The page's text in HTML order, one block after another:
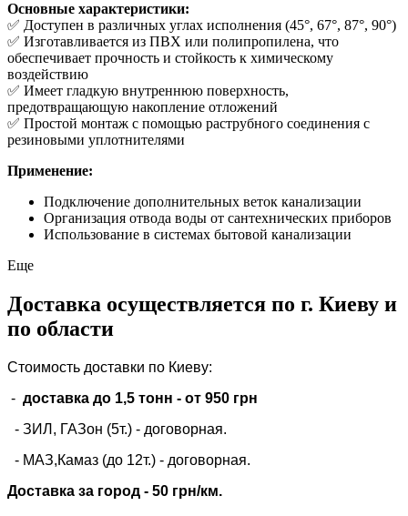
Основные характеристики:
✅ Доступен в различных углах исполнения (45°, 67°, 87°, 90°)
✅ Изготавливается из ПВХ или полипропилена, что
обеспечивает прочность и стойкость к химическому
воздействию
✅ Имеет гладкую внутреннюю поверхность,
предотвращающую накопление отложений
✅ Простой монтаж с помощью раструбного соединения с
резиновыми уплотнителями
Применение:
Подключение дополнительных веток канализации
Организация отвода воды от сантехнических приборов
Использование в системах бытовой канализации
Еще
Доставка осуществляется по г. Киеву и
по области
Стоимость доставки по Киеву:
- доставка до 1,5 тонн - от 950 грн
- ЗИЛ, ГАЗон (5т.) - договорная.
- МАЗ,Камаз (до 12т.) - договорная.
Доставка за город - 50 грн/км.